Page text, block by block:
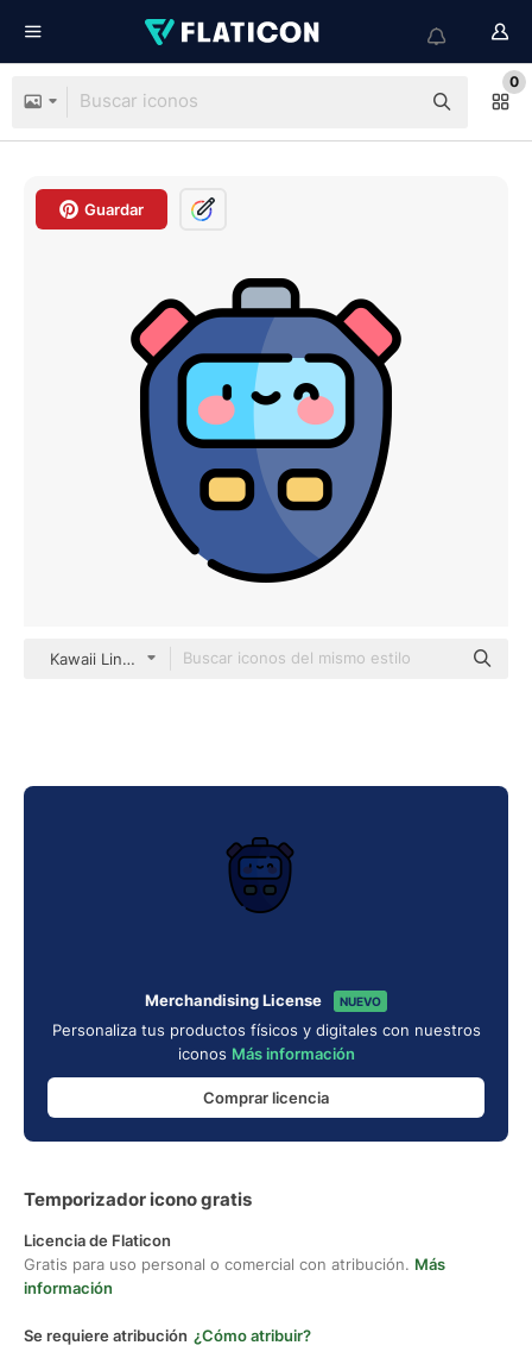
0
Guardar
Kawaii Lineal color
Merchandising License NUEVO
Personaliza tus productos físicos y digitales con nuestros
iconos Más información
Comprar licencia
Temporizador icono gratis
Licencia de Flaticon
Gratis para uso personal o comercial con atribución. Más
información
Se requiere atribución ¿Cómo atribuir?